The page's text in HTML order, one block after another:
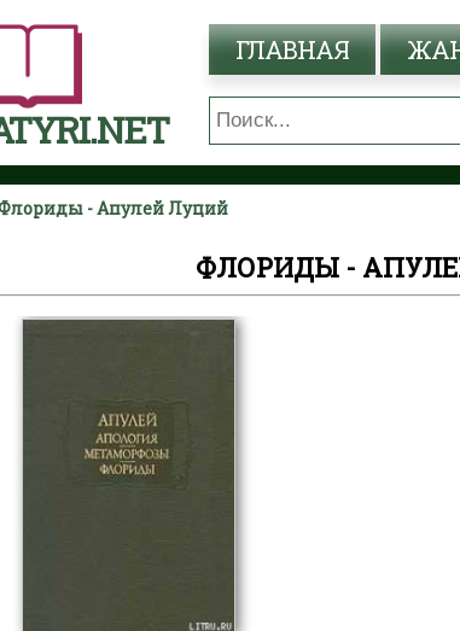
ГЛАВНАЯ
- Апулей Луций
ФЛОРИДЫ -